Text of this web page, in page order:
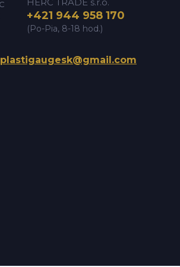
+421 944 958 170
(Po-Pia, 8-18 hod.)
plastigaugesk@gmail.com